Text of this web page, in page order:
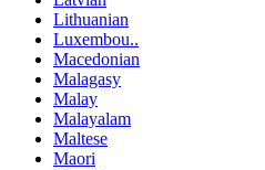
Lithuanian
Luxembou..
Macedonian
Malagasy
Malay
Malayalam
Maltese
Maori